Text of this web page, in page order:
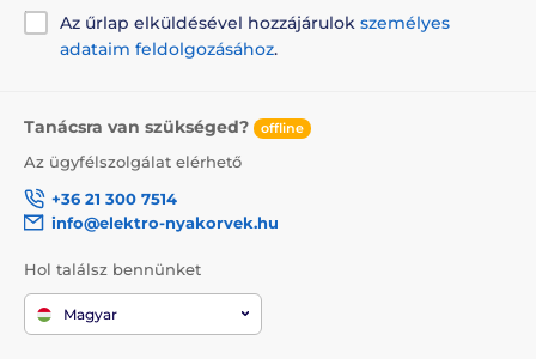
Az űrlap elküldésével hozzájárulok személyes
adataim feldolgozásához.
Tanácsra van szükséged? offline
Az ügyfélszolgálat elérhető
+36 21 300 7514
info@elektro-nyakorvek.hu
Hol találsz bennünket
Magyar